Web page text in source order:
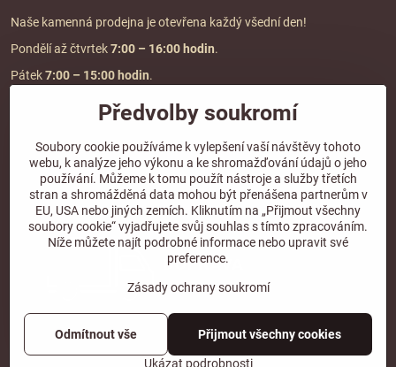
Naše kamenná prodejna je otevřena každý všední den!
Pondělí až čtvrtek7:00 – 16:00 hodin.
Pátek7:00 – 15:00 hodin.
Doprava a platba
DOPRAVA ZDARMA
při objednávce nad2000 Kč vč. DPH.
*Nevztahuje se na paletovou přepravu.
©2026CopyrightPředvolby soukromíZásady ochrany soukromí
Předvolby soukromí
Soubory cookie používáme k vylepšení vaší návštěvy tohoto
webu, k analýze jeho výkonu a ke shromažďování údajů o jeho
používání. Můžeme k tomu použít nástroje a služby třetích
stran a shromážděná data mohou být přenášena partnerům v
EU, USA nebo jiných zemích. Kliknutím na „Přijmout všechny
soubory cookie“ vyjadřujete svůj souhlas s tímto zpracováním.
Níže můžete najít podrobné informace nebo upravit své
preference.
Zásady ochrany soukromí
Ukázat podrobnosti
Přijmout všechny cookies
Odmítnout vše